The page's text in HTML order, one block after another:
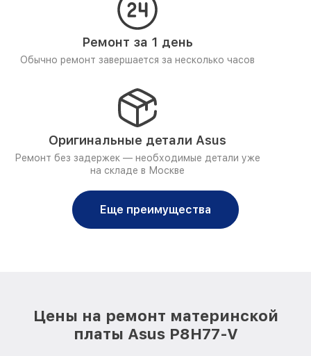
Ремонт за 1 день
Обычно ремонт завершается за несколько часов
Оригинальные детали Asus
Ремонт без задержек — необходимые детали уже
на складе в Москве
Еще преимущества
Цены на ремонт материнской
платы Asus P8H77-V